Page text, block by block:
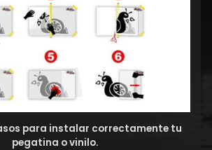
para instalar correctamente tu
pegatina o vinilo.